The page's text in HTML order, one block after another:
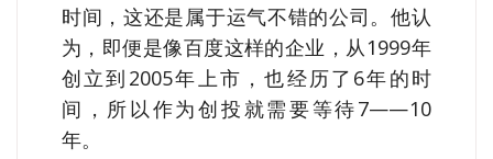
时间，这还是属于运气不错的公司。他认
为，即便是像百度这样的企业，从1999年
创立到2005年上市，也经历了6年的时
间，所以作为创投就需要等待7——10
年。